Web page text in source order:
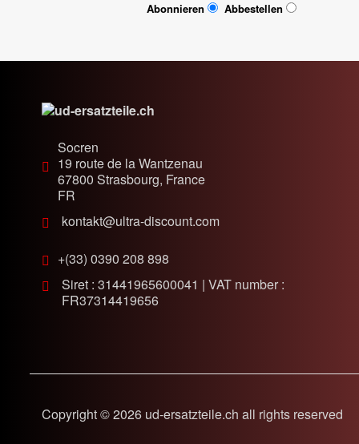
Abonnieren Abbestellen
Socren
19 route de la Wantzenau
67800 Strasbourg, France
FR
kontakt@ultra-discount.com
+(33) 0390 208 898
Siret : 31441965600041 | VAT number :
FR37314419656
Copyright © 2026 ud-ersatzteile.ch all rights reserved